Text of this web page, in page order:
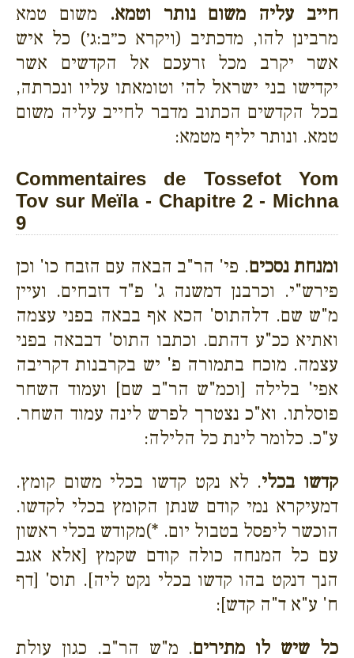
חייב עליה משום נותר וטמא. משום טמא
מרבינן להו, מדכתיב (ויקרא כ״ב:ג׳) כל איש
אשר יקרב מכל זרעכם אל הקדשים אשר
יקדישו בני ישראל לה׳ וטומאתו עליו ונכרתה,
בכל הקדשים הכתוב מדבר לחייב עליה משום
טמא. ונותר יליף מטמא:
Commentaires de Tossefot Yom
Tov sur Meïla - Chapitre 2 - Michna
9
ומנחת נסכים. פי' הר"ב הבאה עם הזבח כו' וכן
פירש"י. וכרבנן דמשנה ג' פ"ד דזבחים. ועיין
מ"ש שם. דלהתוס' הכא אף בבאה בפני עצמה
ואתיא ככ"ע דהתם. וכתבו התוס' דבבאה בפני
עצמה. מוכח בתמורה פ' יש בקרבנות דקריבה
אפי' בלילה [וכמ"ש הר"ב שם] ועמוד השחר
פוסלתו. וא"כ נצטרך לפרש לינה עמוד השחר.
ע"כ. כלומר לינת כל הלילה:
קדשו בכלי. לא נקט קדשו בכלי משום קומץ.
דמעיקרא נמי קודם שנתן הקומץ בכלי לקדשו.
הוכשר ליפסל בטבול יום. *)מקודש בכלי ראשון
עם כל המנחה כולה קודם שקמץ [אלא אגב
הנך דנקט בהו קדשו בכלי נקט ליה]. תוס' [דף
ח' ע"א ד"ה קדש]:
כל שיש לו מתירים. מ"ש הר"ב. כגון עולת